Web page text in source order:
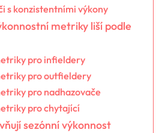
s konzistentními výkony
metriky liší podle
pro infieldery
pro outfieldery
pro nadhazovače
pro chytající
sezónní výkonnost